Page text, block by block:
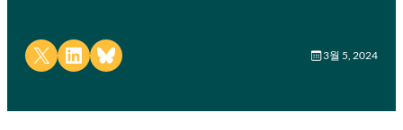
Share on X Share on LinkedIn
Share on Bluesky 3월 5, 2024